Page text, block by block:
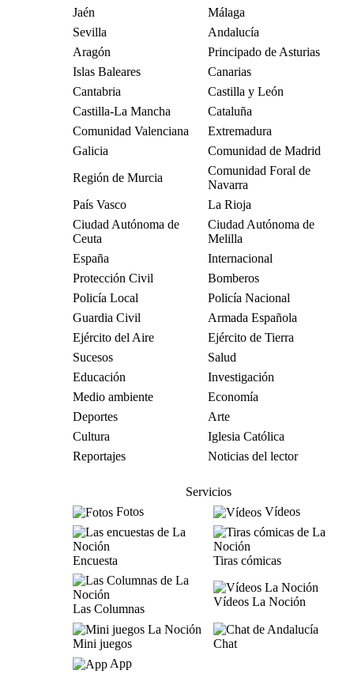
Jaén
Málaga
Sevilla
Andalucía
Aragón
Principado de Asturias
Islas Baleares
Canarias
Cantabria
Castilla y León
Castilla-La Mancha
Cataluña
Comunidad Valenciana
Extremadura
Galicia
Comunidad de Madrid
Región de Murcia
Comunidad Foral de
Navarra
País Vasco
La Rioja
Ciudad Autónoma de
Ceuta
Ciudad Autónoma de
Melilla
España
Internacional
Protección Civil
Bomberos
Policía Local
Policía Nacional
Guardia Civil
Armada Española
Ejército del Aire
Ejército de Tierra
Sucesos
Salud
Educación
Investigación
Medio ambiente
Economía
Deportes
Arte
Cultura
Iglesia Católica
Reportajes
Noticias del lector
Servicios
Fotos
Vídeos
Encuesta Tiras cómicas
Las Columnas
Vídeos La Noción
Mini juegos
Chat
App